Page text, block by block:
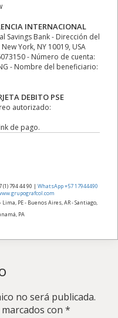
INTERNACIONAL
Savings Bank - Dirección del
York, NY 10019, USA
- Número de cuenta:
- Nombre del beneficiario:
DEBITO PSE
autorizado:
de pago.
(1) 794 44 90 | WhatsApp +57 17944490
PE - Buenos Aires, AR - Santiago,
PA
no será publicada.
con *